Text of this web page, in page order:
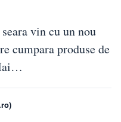
vin cu un nou
cumpara produse de